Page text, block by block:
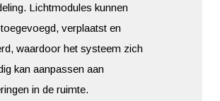
Lichtmodules kunnen
verplaatst en
waardoor het systeem zich
kan aanpassen aan
in de ruimte.